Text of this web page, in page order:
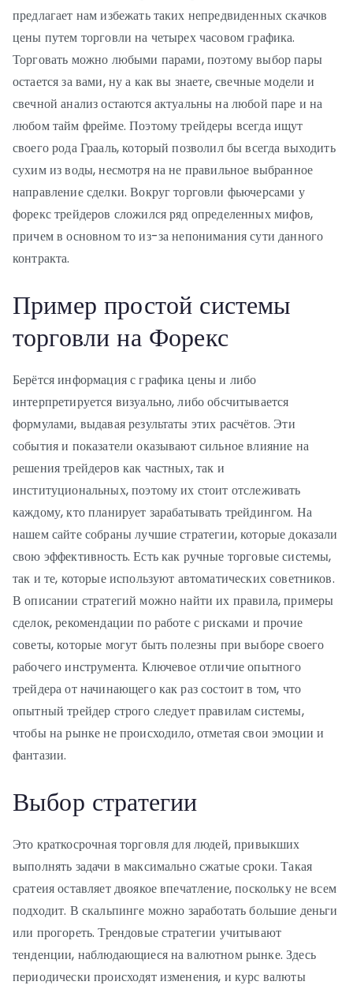
предлагает нам избежать таких непредвиденных скачков
цены путем торговли на четырех часовом графика.
Торговать можно любыми парами, поэтому выбор пары
остается за вами, ну а как вы знаете, свечные модели и
свечной анализ остаются актуальны на любой паре и на
любом тайм фрейме. Поэтому трейдеры всегда ищут
своего рода Грааль, который позволил бы всегда выходить
сухим из воды, несмотря на не правильное выбранное
направление сделки. Вокруг торговли фьючерсами у
форекс трейдеров сложился ряд определенных мифов,
причем в основном то из-за непонимания сути данного
контракта.
Пример простой системы
торговли на Форекс
Берётся информация с графика цены и либо
интерпретируется визуально, либо обсчитывается
формулами, выдавая результаты этих расчётов. Эти
события и показатели оказывают сильное влияние на
решения трейдеров как частных, так и
институциональных, поэтому их стоит отслеживать
каждому, кто планирует зарабатывать трейдингом. На
нашем сайте собраны лучшие стратегии, которые доказали
свою эффективность. Есть как ручные торговые системы,
так и те, которые используют автоматических советников.
В описании стратегий можно найти их правила, примеры
сделок, рекомендации по работе с рисками и прочие
советы, которые могут быть полезны при выборе своего
рабочего инструмента. Ключевое отличие опытного
трейдера от начинающего как раз состоит в том, что
опытный трейдер строго следует правилам системы,
чтобы на рынке не происходило, отметая свои эмоции и
фантазии.
Выбор стратегии
Это краткосрочная торговля для людей, привыкших
выполнять задачи в максимально сжатые сроки. Такая
сратеия оставляет двоякое впечатление, поскольку не всем
подходит. В скальпинге можно заработать большие деньги
или прогореть. Трендовые стратегии учитывают
тенденции, наблюдающиеся на валютном рынке. Здесь
периодически происходят изменения, и курс валюты